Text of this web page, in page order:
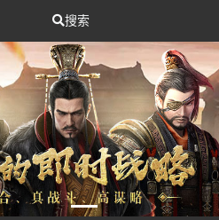
搜索